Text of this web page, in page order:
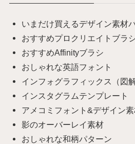
いまだけ買えるデザイン素材
おすすめプロクリエイトブラ
おすすめAffinityブラシ
おしゃれな英語フォント
インフォグラフィックス（図
インスタグラムテンプレート
アメコミフォント&デザイン
影のオーバーレイ素材
おしゃれな和柄パターン